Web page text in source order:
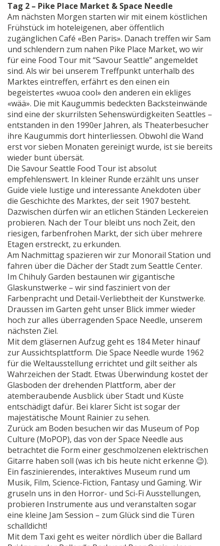
Tag 2 – Pike Place Market & Space Needle
Am nächsten Morgen starten wir mit einem köstlichen
Frühstück im hoteleigenen, aber öffentlich
zugänglichen Café «Ben Paris». Danach treffen wir Sam
und schlendern zum nahen Pike Place Market, wo wir
für eine Food Tour mit “Savour Seattle” angemeldet
sind. Als wir bei unserem Treffpunkt unterhalb des
Marktes eintreffen, erfährt es den einen ein
begeistertes «wuoa cool» den anderen ein ekliges
«wää». Die mit Kaugummis bedeckten Backsteinwände
sind eine der skurrilsten Sehenswürdigkeiten Seattles –
entstanden in den 1990er Jahren, als Theaterbesucher
ihre Kaugummis dort hinterliessen. Obwohl die Wand
erst vor sieben Monaten gereinigt wurde, ist sie bereits
wieder bunt übersät.
Die Savour Seattle Food Tour ist absolut
empfehlenswert. In kleiner Runde erzählt uns unser
Guide viele lustige und interessante Anekdoten über
die Geschichte des Marktes, der seit 1907 besteht.
Dazwischen dürfen wir an etlichen Ständen Leckereien
probieren. Nach der Tour bleibt uns noch Zeit, den
riesigen, farbenfrohen Markt, der sich über mehrere
Etagen erstreckt, zu erkunden.
Am Nachmittag spazieren wir zur Monorail Station und
fahren über die Dächer der Stadt zum Seattle Center.
Im Chihuly Garden bestaunen wir gigantische
Glaskunstwerke – wir sind fasziniert von der
Farbenpracht und Detail-Verliebtheit der Kunstwerke.
Draussen im Garten geht unser Blick immer wieder
hoch zur alles überragenden Space Needle, unserem
nächsten Ziel.
Mit dem gläsernen Aufzug geht es 184 Meter hinauf
zur Aussichtsplattform. Die Space Needle wurde 1962
für die Weltausstellung errichtet und gilt seither als
Wahrzeichen der Stadt. Etwas Überwindung kostet der
Glasboden der drehenden Plattform, aber der
atemberaubende Ausblick über Stadt und Küste
entschädigt dafür. Bei klarer Sicht ist sogar der
majestätische Mount Rainier zu sehen.
Zurück am Boden besuchen wir das Museum of Pop
Culture (MoPOP), das von der Space Needle aus
betrachtet die Form einer geschmolzenen elektrischen
Gitarre haben soll (was ich bis heute nicht erkenne 😉).
Ein faszinierendes, interaktives Museum rund um
Musik, Film, Science-Fiction, Fantasy und Gaming. Wir
gruseln uns in den Horror- und Sci-Fi Ausstellungen,
probieren Instrumente aus und veranstalten sogar
eine kleine Jam Session – zum Glück sind die Türen
schalldicht!
Mit dem Taxi geht es weiter nördlich über die Ballard